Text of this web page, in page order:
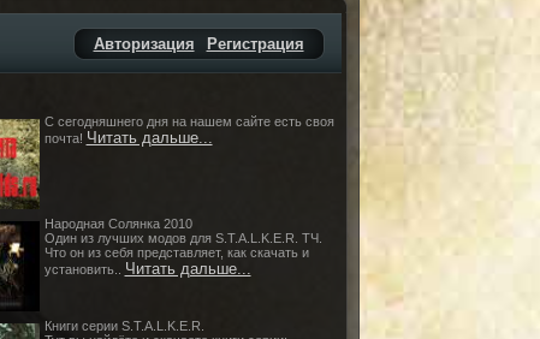
Регистрация
Авторизация
С сегодняшнего дня на нашем сайте есть своя
почта! Читать дальше...
Народная Солянка 2010
Один из лучших модов для S.T.A.L.K.E.R. ТЧ.
Что он из себя представляет, как скачать и
установить..
Читать дальше...
Книги серии S.T.A.L.K.E.R.